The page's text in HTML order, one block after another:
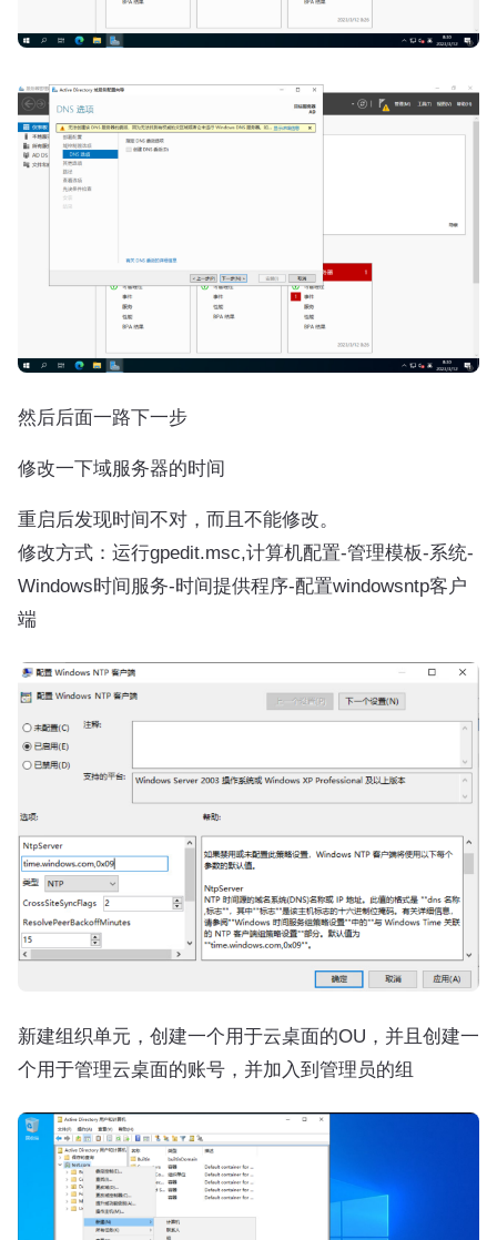
然后后面一路下一步
修改一下域服务器的时间
重启后发现时间不对，而且不能修改。
修改方式：运行gpedit.msc,计算机配置-管理模板-系统-
Windows时间服务-时间提供程序-配置windowsntp客户
端
新建组织单元，创建一个用于云桌面的OU，并且创建一
个用于管理云桌面的账号，并加入到管理员的组